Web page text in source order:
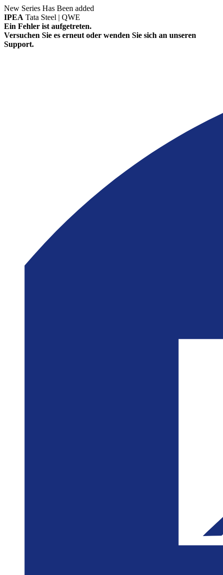
New Series Has Been added
IPEA Tata Steel | QWE
Ein Fehler ist aufgetreten.
Versuchen Sie es erneut oder wenden Sie sich an unseren
Support.